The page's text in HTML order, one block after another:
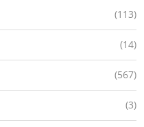
(113)
(14)
(567)
(3)